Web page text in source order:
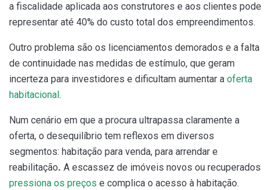
a fiscalidade aplicada aos construtores e aos clientes pode
representar até 40% do custo total dos empreendimentos.
Outro problema são os licenciamentos demorados e a falta
de continuidade nas medidas de estímulo, que geram
incerteza para investidores e dificultam aumentar a oferta
habitacional .
Num cenário em que a procura ultrapassa claramente a
oferta, o desequilíbrio tem reflexos em diversos
segmentos: habitação para venda, para arrendar e
reabilitação. A escassez de imóveis novos ou recuperados
pressiona os preços e complica o acesso à habitação.